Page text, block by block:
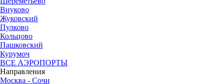
Внуково
Жуковский
Пулково
Кольцово
Пашковский
Курумоч
ВСЕ АЭРОПОРТЫ
Направления
Москва - Сочи